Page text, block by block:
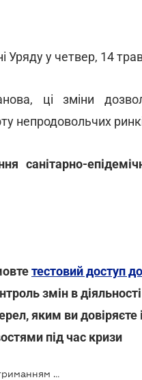
Уряду у четвер, 14
ці зміни
непродовольчих
санітарно-
тестовий доступ
змін в діяльності
яким ви довіряєте
під час кризи
Роботу непродовольчих ринків відновлять, але з дотриманням карантинних заходів